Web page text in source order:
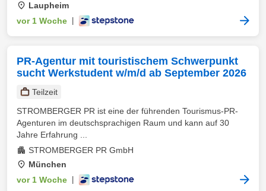
Laupheim
vor 1 Woche
PR-Agentur mit touristischem Schwerpunkt
sucht Werkstudent w/m/d ab September 2026
Teilzeit
STROMBERGER PR ist eine der führenden Tourismus-PR-
Agenturen im deutschsprachigen Raum und kann auf 30
Jahre Erfahrung ...
STROMBERGER PR GmbH
München
vor 1 Woche